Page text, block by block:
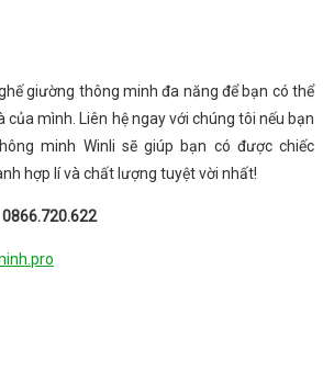
giường thông minh đa năng để bạn có thể
mình. Liên hệ ngay với chúng tôi nếu bạn
minh Winli sẽ giúp bạn có được chiếc
hợp lí và chất lượng tuyệt vời nhất!